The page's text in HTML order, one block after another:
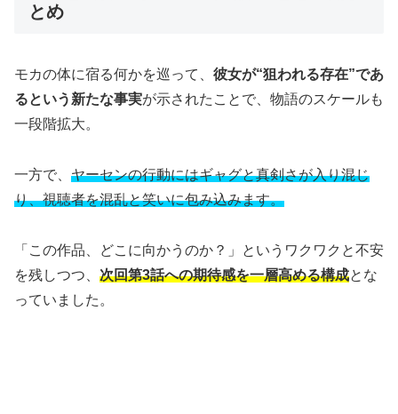
とめ
モカの体に宿る何かを巡って、 彼女が“狙われる存在”であ
るという新たな事実が示されたことで、物語のスケールも
一段階拡大。
一方で、 ヤーセンの行動にはギャグと真剣さが入り混じ
り、視聴者を混乱と笑いに包み込みます。
「この作品、どこに向かうのか？」というワクワクと不安
を残しつつ、 次回第3話への期待感を一層高める構成とな
っていました。